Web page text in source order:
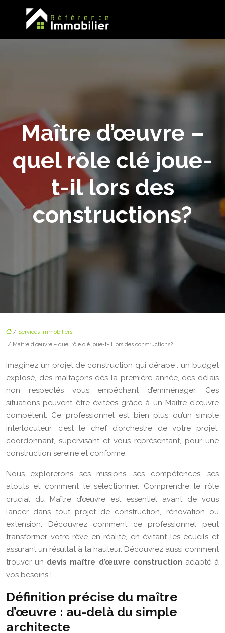
Maître d’œuvre –
quel rôle clé joue-
t-il lors des
constructions?
/ Services immobiliers
/ Maître d’œuvre – quel rôle clé joue-t-il lors des constructions?
Imaginez un projet de construction qui dérape : un budget
explosé, des malfaçons dès la première année, des délais
non respectés vous empêchant d’emménager. Ces
situations peuvent être évitées grâce à un Maître d’œuvre
compétent. Ce professionnel est bien plus qu’un simple
interlocuteur, c’est le chef d’orchestre de votre projet,
coordonnant, supervisant et vous représentant, pour une
construction sereine et conforme.
Nous explorerons ses missions, ses compétences, ses
atouts et comment le sélectionner. Comprendre le rôle
crucial du Maître d’œuvre est essentiel avant de vous
lancer dans tout projet de construction, rénovation ou
extension. Découvrez comment ce professionnel peut
transformer votre rêve en réalité, en évitant les écueils et
assurant un résultat à la hauteur. Découvrez aussi comment
trouver un devis maître d’œuvre construction adapté à
vos besoins !
Définition précise du maître
d’œuvre : au-delà du simple
architecte